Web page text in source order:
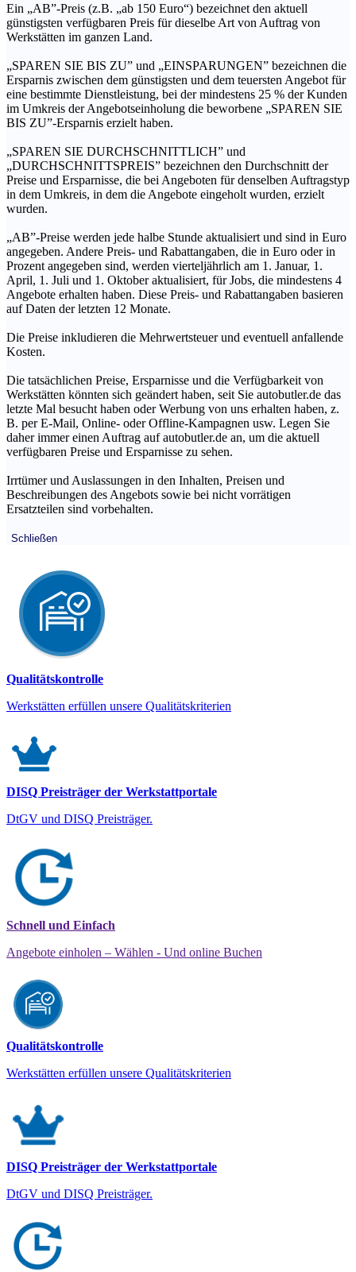
Ein „AB”-Preis (z.B. „ab 150 Euro“) bezeichnet den aktuell
günstigsten verfügbaren Preis für dieselbe Art von Auftrag von
Werkstätten im ganzen Land.
„SPAREN SIE BIS ZU” und „EINSPARUNGEN” bezeichnen die
Ersparnis zwischen dem günstigsten und dem teuersten Angebot für
eine bestimmte Dienstleistung, bei der mindestens 25 % der Kunden
im Umkreis der Angebotseinholung die beworbene „SPAREN SIE
BIS ZU”-Ersparnis erzielt haben.
„SPAREN SIE DURCHSCHNITTLICH” und
„DURCHSCHNITTSPREIS” bezeichnen den Durchschnitt der
Preise und Ersparnisse, die bei Angeboten für denselben Auftragstyp
in dem Umkreis, in dem die Angebote eingeholt wurden, erzielt
wurden.
„AB”-Preise werden jede halbe Stunde aktualisiert und sind in Euro
angegeben. Andere Preis- und Rabattangaben, die in Euro oder in
Prozent angegeben sind, werden vierteljährlich am 1. Januar, 1.
April, 1. Juli und 1. Oktober aktualisiert, für Jobs, die mindestens 4
Angebote erhalten haben. Diese Preis- und Rabattangaben basieren
auf Daten der letzten 12 Monate.
Die Preise inkludieren die Mehrwertsteuer und eventuell anfallende
Kosten.
Die tatsächlichen Preise, Ersparnisse und die Verfügbarkeit von
Werkstätten könnten sich geändert haben, seit Sie autobutler.de das
letzte Mal besucht haben oder Werbung von uns erhalten haben, z.
B. per E-Mail, Online- oder Offline-Kampagnen usw. Legen Sie
daher immer einen Auftrag auf autobutler.de an, um die aktuell
verfügbaren Preise und Ersparnisse zu sehen.
Irrtümer und Auslassungen in den Inhalten, Preisen und
Beschreibungen des Angebots sowie bei nicht vorrätigen
Ersatzteilen sind vorbehalten.
Schließen
Qualitätskontrolle
Werkstätten erfüllen unsere Qualitätskriterien
DISQ Preisträger der Werkstattportale
DtGV und DISQ Preisträger.
Schnell und Einfach
Angebote einholen – Wählen - Und online Buchen
Qualitätskontrolle
Werkstätten erfüllen unsere Qualitätskriterien
DISQ Preisträger der Werkstattportale
DtGV und DISQ Preisträger.